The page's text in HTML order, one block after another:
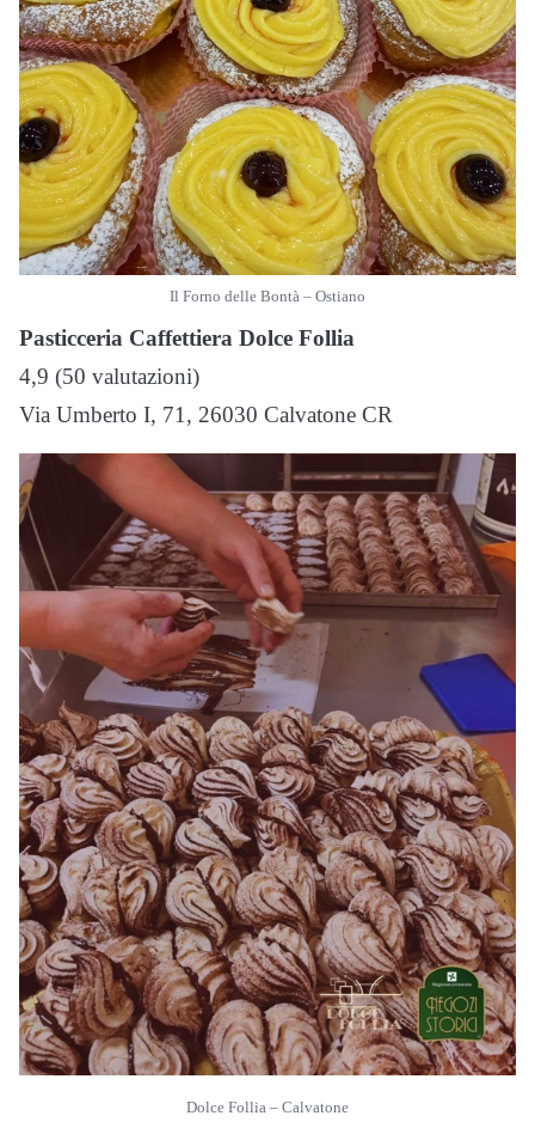
Il Forno delle Bontà – Ostiano
Pasticceria Caffettiera Dolce Follia
4,9 (50 valutazioni)
Via Umberto I, 71, 26030 Calvatone CR
Dolce Follia – Calvatone